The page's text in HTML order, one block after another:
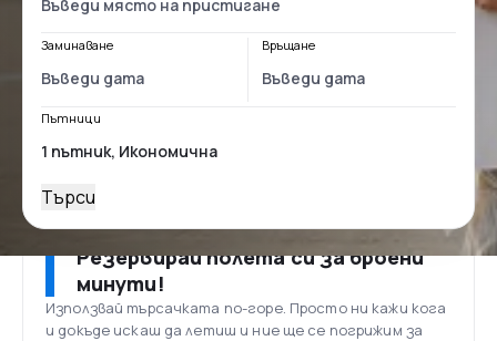
Заминаване Връщане
Пътници
Търси
Резервирай полета си за броени
минути!
Използвай търсачката по-горе. Просто ни кажи кога
и докъде искаш да летиш и ние ще се погрижим за